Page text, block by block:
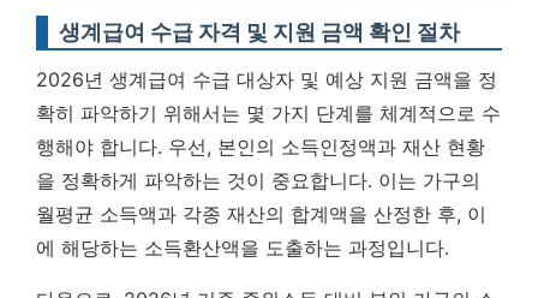
생계급여 수급 자격 및 지원 금액 확인 절차
2026년 생계급여 수급 대상자 및 예상 지원 금액을 정
확히 파악하기 위해서는 몇 가지 단계를 체계적으로 수
행해야 합니다. 우선, 본인의 소득인정액과 재산 현황
을 정확하게 파악하는 것이 중요합니다. 이는 가구의
월평균 소득액과 각종 재산의 합계액을 산정한 후, 이
에 해당하는 소득환산액을 도출하는 과정입니다.